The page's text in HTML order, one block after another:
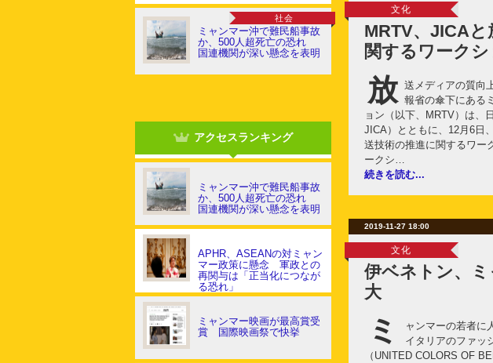
社会
ミャンマー沖で難民船事故
か、500人超死亡の恐れ
国連機関が深い懸念を表明
アクセスランキング
ミャンマー沖で難民船事故
か、500人超死亡の恐れ
国連機関が深い懸念を表明
APHR、ASEANの対ミャン
マー政策に懸念 軍政との
再関与は「正当化につなが
る恐れ」
ミャンマー映画が最高賞受
賞 国際映画祭で快挙
文化
MRTV、JICAと
関するワーク
放 送メディアの質向
報省の傘下にある
ョン（以下、MRTV）は、
JICA）とともに、12月6日
送技術の推進に関するワー
ークシ…
続きを読む...
2019-11-27 18:00
文化
伊ベネトン、
大
ミ
ャンマーの若者に
イタリアのファッ
（UNITED COLORS OF